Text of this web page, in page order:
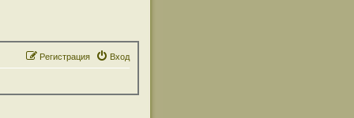
Вход
Регистрация